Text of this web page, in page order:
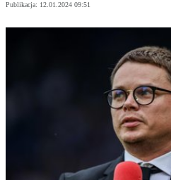
Publikacja: 12.01.2024 09:51